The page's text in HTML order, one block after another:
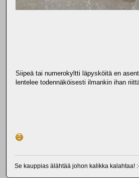
Siipeä tai numerokyltti läpysköitä en
lentelee todennäköisesti ilmankin ihan
Se kauppias älähtää johon kalikka kalahtaa!